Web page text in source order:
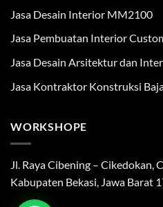
Jasa Desain Interior MM2100
Jasa Pembuatan Interior
Jasa Desain Arsitektur dan
Jasa Kontraktor Konstruksi
WORKSHOPE
Jl. Raya Cibening – Cikedokan,
Kabupaten Bekasi, Jawa Barat